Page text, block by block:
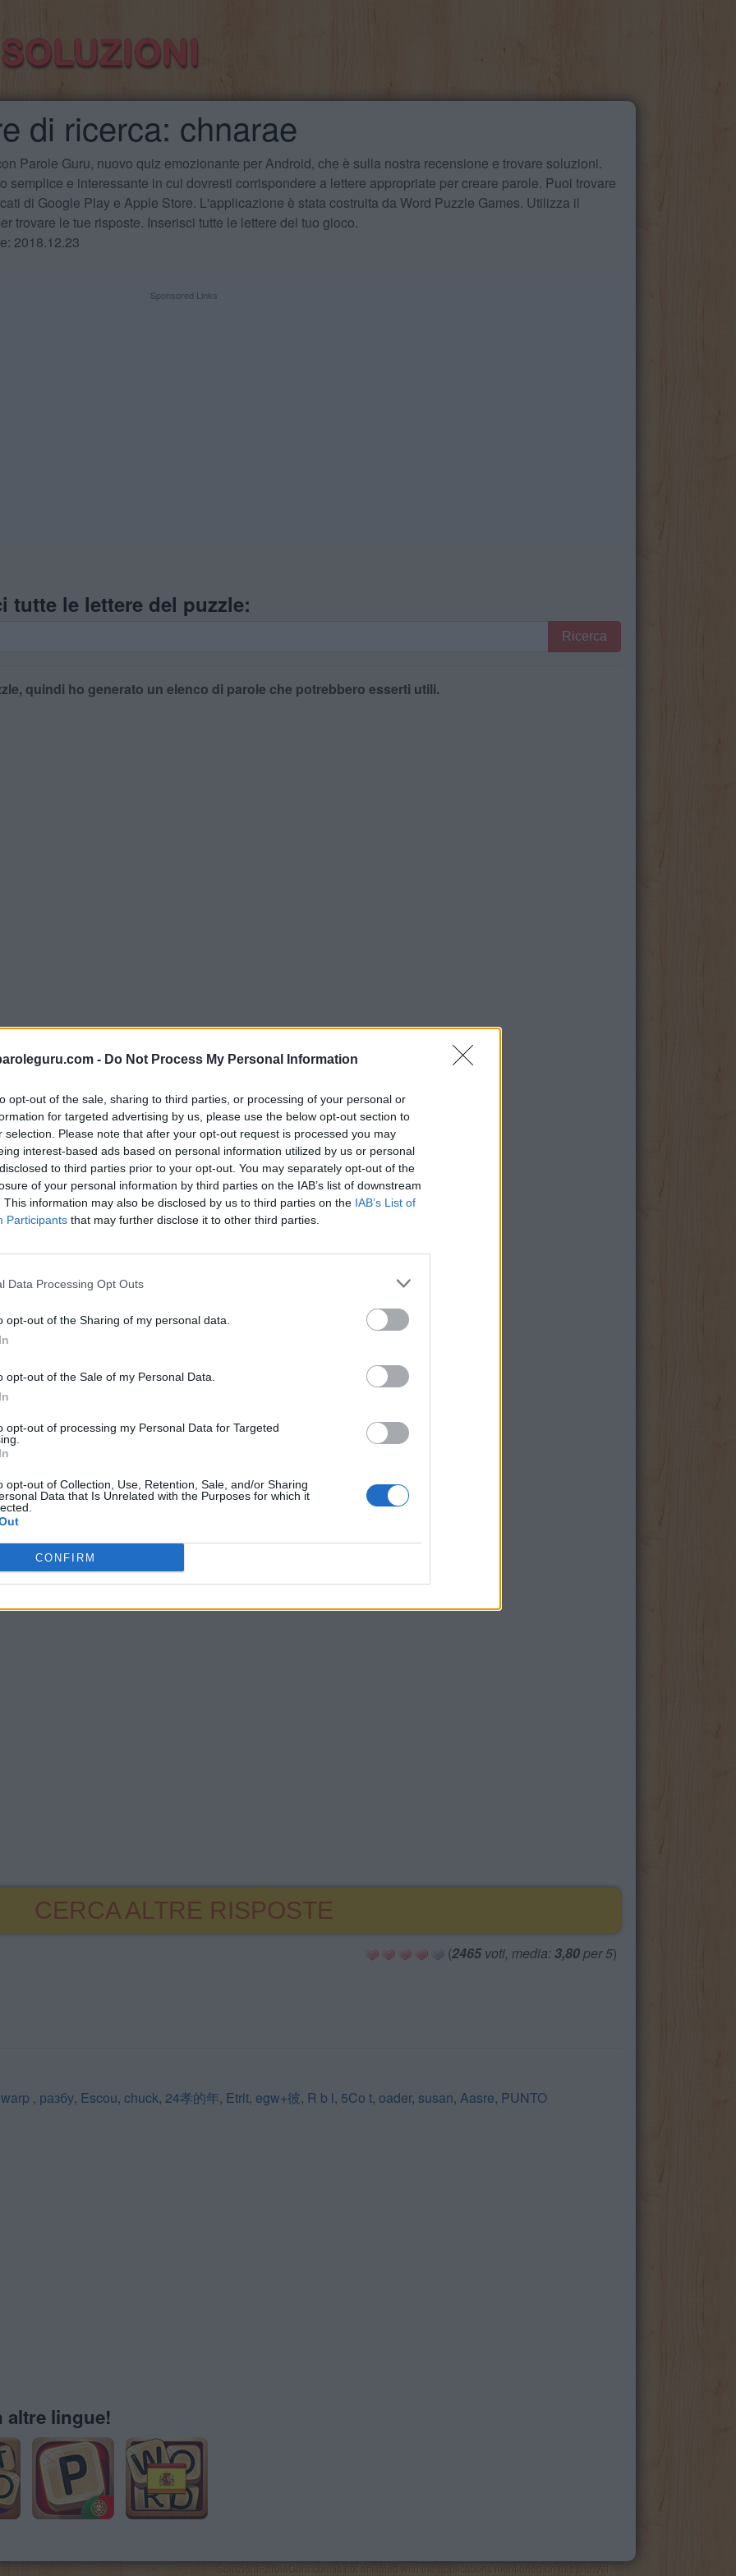
- Do Not Process My Personal Information
opt-out of the sale, sharing to third parties, or processing of your personal or
for targeted advertising by us, please use the below opt-out section to
selection. Please note that after your opt-out request is processed you may
interest-based ads based on personal information utilized by us or personal
to third parties prior to your opt-out. You may separately opt-out of the
of your personal information by third parties on the IAB’s list of downstream
This information may also be disclosed by us to third parties on the IAB’s List of
Participants that may further disclose it to other third parties.
Data Processing Opt Outs
opt-out of the Sharing of my personal data.
opt-out of the Sale of my Personal Data.
opt-out of processing my Personal Data for Targeted
opt-out of Collection, Use, Retention, Sale, and/or Sharing
Data that Is Unrelated with the Purposes for which it
CONFIRM
di ricerca: chnarae
Parole Guru, nuovo quiz emozionante per Android, che è sulla nostra recensione e trovare soluzioni.
semplice e interessante in cui dovresti corrispondere a lettere appropriate per creare parole. Puoi trovare
di Google Play e Apple Store. L'applicazione è stata costruita da Word Puzzle Games. Utilizza il
trovare le tue risposte. Inserisci tutte le lettere del tuo gioco.
2018.12.23
Sponsored Links
tutte le lettere del puzzle:
Ricerca
quindi ho generato un elenco di parole che potrebbero esserti utili.
CERCA ALTRE RISPOSTE
(2465voti, media: 3,80per 5)
warp , разбу, Escou, chuck, 24孝的年, Etrlt, egw+彼, R b l, 5Co t, oader, susan, Aasre, PUNTO
altre lingue!
SoluzioniParoleGuru.com is not affiliated with the applications mentioned on this site. All